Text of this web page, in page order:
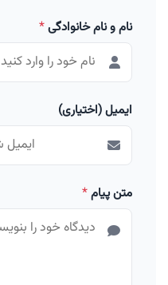
نام و نام خانوادگی*
ایمیل (اختیاری)
متن پیام*